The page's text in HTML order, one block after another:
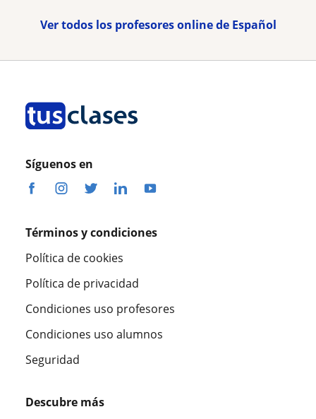
Ver todos los profesores online de Español
Síguenos en
Términos y condiciones
Política de cookies
Política de privacidad
Condiciones uso profesores
Condiciones uso alumnos
Seguridad
Descubre más